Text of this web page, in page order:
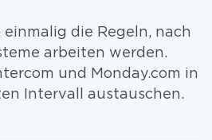
einmalig die Regeln, nach
arbeiten werden.
und Monday.com in
Intervall austauschen.